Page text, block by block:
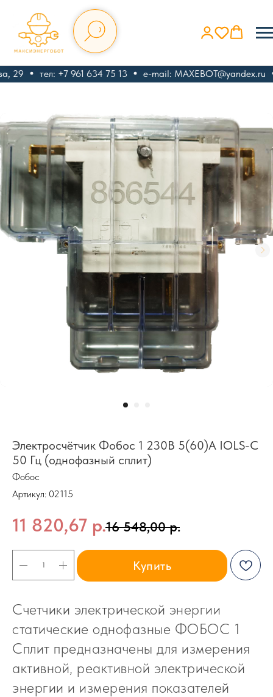
29 тел: +7 961 634 75 13 e-mail: MAXEBOT@yandex.ru
Электросчётчик Фобос 1 230В 5(60)А IOLS-C
50 Гц (однофазный сплит)
Фобос
Артикул: 02115
11 820,67 р.16 548,00 р.
Купить
Счетчики электрической энергии
статические однофазные ФОБОС 1
Сплит предназначены для измерения
активной, реактивной электрической
энергии и измерения показателей